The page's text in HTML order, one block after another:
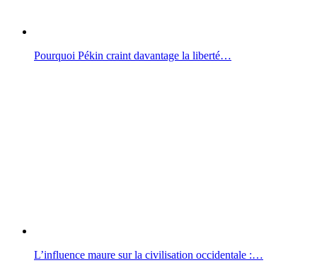
Pourquoi Pékin craint davantage la liberté…
L’influence maure sur la civilisation occidentale :…